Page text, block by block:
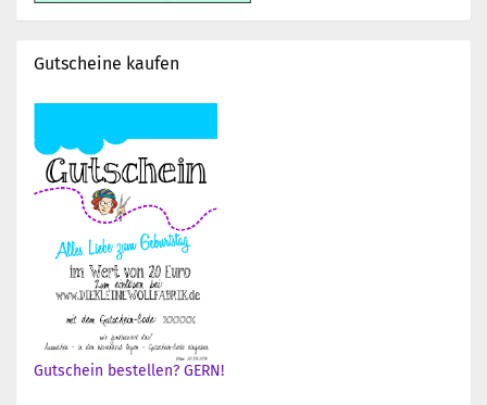
Gutscheine kaufen
Gutschein bestellen? GERN!